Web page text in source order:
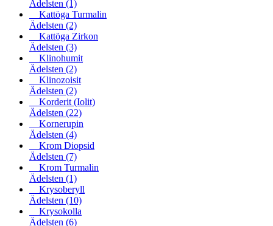
Ädelsten (1)
Kattöga Turmalin
Ädelsten (2)
Kattöga Zirkon
Ädelsten (3)
Klinohumit
Ädelsten (2)
Klinozoisit
Ädelsten (2)
Korderit (Iolit)
Ädelsten (22)
Kornerupin
Ädelsten (4)
Krom Diopsid
Ädelsten (7)
Krom Turmalin
Ädelsten (1)
Krysoberyll
Ädelsten (10)
Krysokolla
Ädelsten (6)